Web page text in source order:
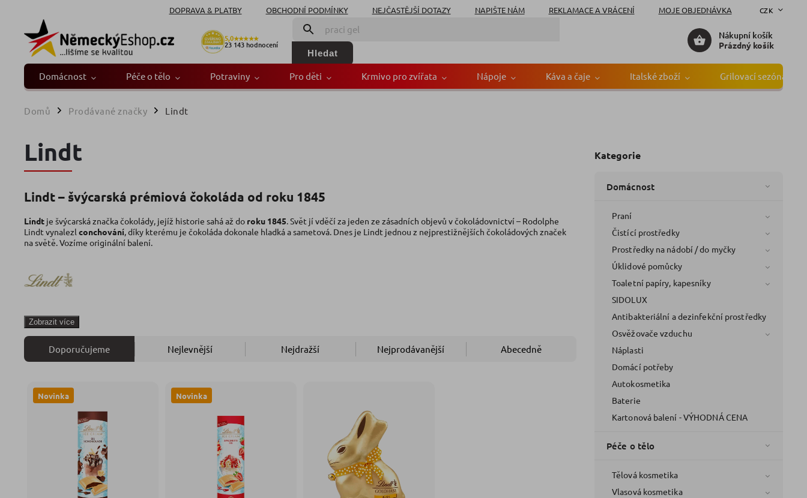
DOPRAVA & PLATBY OBCHODNÍ PODMÍNKY NEJČASTĚJŠÍ DOTAZY NAPIŠTE NÁM REKLAMACE A VRÁCENÍ MOJE OBJEDNÁVKA CZK
5,0★★★★★
23 143hodnocení
Hledat
Nákupní košík
Prázdný košík
Domácnost Péče o tělo Potraviny Pro děti Krmivo pro zvířata Nápoje Káva a čaje Italské zboží Grilovací sezóna
Domů / Prodávané značky / Lindt
Kategorie
Domácnost
Praní
Čistící prostředky
Prostředky na nádobí / do myčky
Úklidové pomůcky
Toaletní papíry, kapesníky
SIDOLUX
Antibakteriální a dezinfekční prostředky
Osvěžovače vzduchu
Náplasti
Domácí potřeby
Autokosmetika
Baterie
Kartonová balení - VÝHODNÁ CENA
Péče o tělo
Tělová kosmetika
Vlasová kosmetika
Lindt
Lindt – švýcarská prémiová čokoláda od roku 1845
Lindt je švýcarská značka čokolády, jejíž historie sahá až do roku 1845. Svět jí vděčí za jeden ze zásadních objevů v čokoládovnictví – Rodolphe
Lindt vynalezl conchování, díky kterému je čokoláda dokonale hladká a sametová. Dnes je Lindt jednou z nejprestižnějších čokoládových značek
na světě. Vozíme originální balení.
Zobrazit více
Doporučujeme Nejlevnější Nejdražší Nejprodávanější Abecedně
Novinka Novinka